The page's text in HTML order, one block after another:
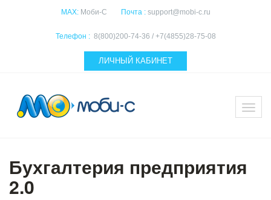
MAX: Моби-С Почта : support@mobi-c.ru
Телефон : 8(800)200-74-36 / +7(4855)28-75-08
ЛИЧНЫЙ КАБИНЕТ
Бухгалтерия предприятия
2.0